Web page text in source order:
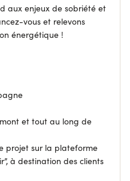
aux enjeux de sobriété et
vous et relevons
énergétique !
et tout au long de
projet sur la plateforme
à destination des clients